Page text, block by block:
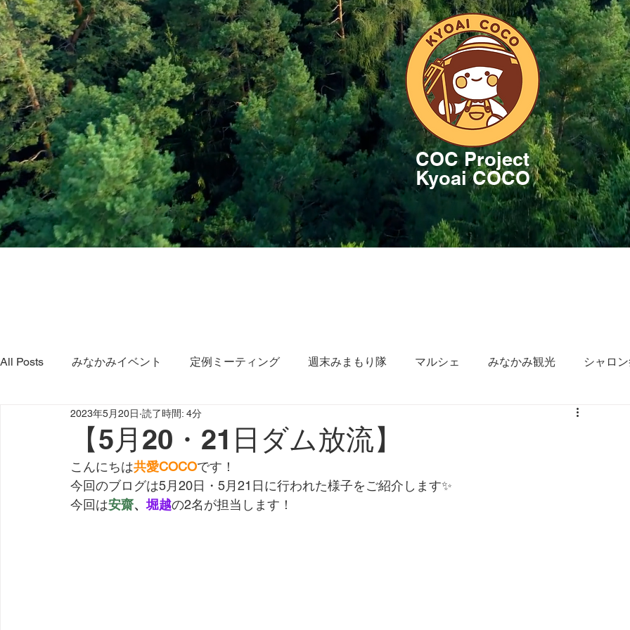
COC Project
Kyoai COCO
All Posts みなかみイベント 定例ミーティング 週末みまもり隊 マルシェ みなかみ観光 シャロ
やま・さと応緑隊 イベント fm gunma
みなかみ町観光協会 プロジェクト
【5月20・21日ダム放流】
2023年5月20日 読了時間: 4分
こんにちは共愛COCOです！
今回のブログは5月20日・5月21日に行われた様子をご紹介します✨
今回は安齋、堀越の2名が担当します！